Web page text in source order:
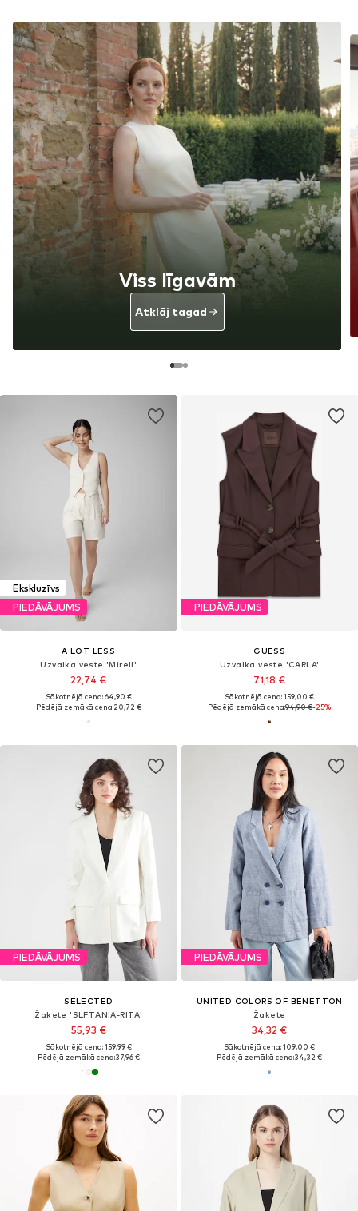
Ekskluzīvs
PIEDĀVĀJUMS
A LOT LESS
Uzvalka veste 'Mirell'
22,74 €
Sākotnējā cena: 64,90 €
Pēdējā zemākā cena:20,72 €
PIEDĀVĀJUMS
GUESS
Uzvalka veste 'CARLA'
71,18 €
Sākotnējā cena: 159,00 €
Pēdējā zemākā cena:94,90 €-25%
Viss līgavām
Atklāj tagad
PIEDĀVĀJUMS
SELECTED
Žakete 'SLFTANIA-RITA'
55,93 €
Sākotnējā cena: 159,99 €
Pēdējā zemākā cena:37,96 €
PIEDĀVĀJUMS
UNITED COLORS OF BENETTON
Žakete
34,32 €
Sākotnējā cena: 109,00 €
Pēdējā zemākā cena:34,32 €